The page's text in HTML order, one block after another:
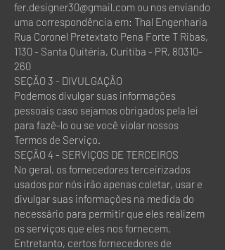
fer.designer30@gmail.com ou nos enviando
uma correspondência em: Thal Engenharia
Rua Coronel Pretextato Pena Forte T Ribas,
1130 - Santa Quitéria, Curitiba - PR, 80310-
260
SEÇÃO 3 - DIVULGAÇÃO
Podemos divulgar suas informações
pessoais caso sejamos obrigados pela lei
para fazê-lo ou se você violar nossos
Termos de Serviço.
SEÇÃO 4 - SERVIÇOS DE TERCEIROS
No geral, os fornecedores terceirizados
usados por nós irão apenas coletar, usar e
divulgar suas informações na medida do
necessário para permitir que eles realizem
os serviços que eles nos fornecem.
Entretanto, certos fornecedores de